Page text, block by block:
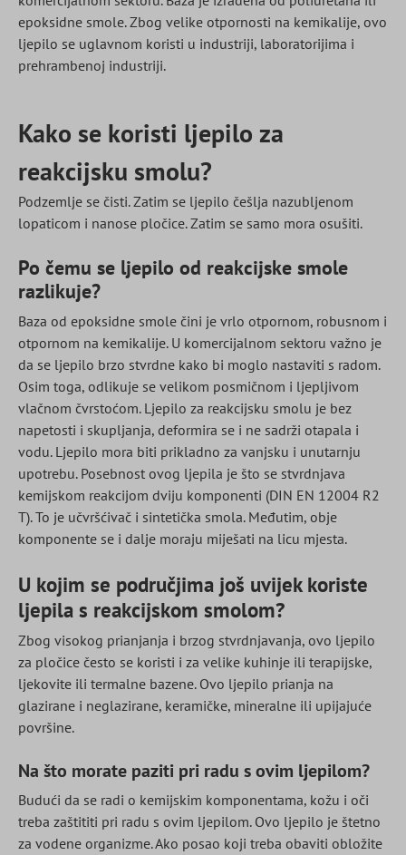
epoksidne smole. Zbog velike otpornosti na kemikalije, ovo
ljepilo se uglavnom koristi u industriji, laboratorijima i
prehrambenoj industriji.
Kako se koristi ljepilo za
reakcijsku smolu?
Podzemlje se čisti. Zatim se ljepilo češlja nazubljenom
lopaticom i nanose pločice. Zatim se samo mora osušiti.
Po čemu se ljepilo od reakcijske smole
razlikuje?
Baza od epoksidne smole čini je vrlo otpornom, robusnom i
otpornom na kemikalije. U komercijalnom sektoru važno je
da se ljepilo brzo stvrdne kako bi moglo nastaviti s radom.
Osim toga, odlikuje se velikom posmičnom i ljepljivom
vlačnom čvrstoćom. Ljepilo za reakcijsku smolu je bez
napetosti i skupljanja, deformira se i ne sadrži otapala i
vodu. Ljepilo mora biti prikladno za vanjsku i unutarnju
upotrebu. Posebnost ovog ljepila je što se stvrdnjava
kemijskom reakcijom dviju komponenti (DIN EN 12004 R2
T). To je učvršćivač i sintetička smola. Međutim, obje
komponente se i dalje moraju miješati na licu mjesta.
U kojim se područjima još uvijek koriste
ljepila s reakcijskom smolom?
Zbog visokog prianjanja i brzog stvrdnjavanja, ovo ljepilo
za pločice često se koristi i za velike kuhinje ili terapijske,
ljekovite ili termalne bazene. Ovo ljepilo prianja na
glazirane i neglazirane, keramičke, mineralne ili upijajuće
površine.
Na što morate paziti pri radu s ovim ljepilom?
Budući da se radi o kemijskim komponentama, kožu i oči
treba zaštititi pri radu s ovim ljepilom. Ovo ljepilo je štetno
za vodene organizme. Ako posao koji treba obaviti obložite